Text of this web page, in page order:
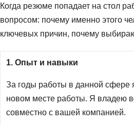
Когда резюме попадает на стол
вопросом: почему именно этого
ключевых причин, почему
1. Опыт и навыки
За годы работы в данной сфере
новом месте работы. Я владею
совместно с вашей компанией.